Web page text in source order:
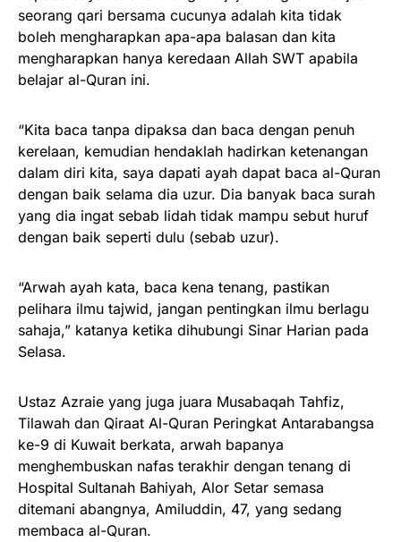
seorang qari bersama cucunya adalah kita tidak
boleh mengharapkan apa-apa balasan dan kita
mengharapkan hanya keredaan Allah SWT apabila
belajar al-Quran ini.
“Kita baca tanpa dipaksa dan baca dengan penuh
kerelaan, kemudian hendaklah hadirkan ketenangan
dalam diri kita, saya dapati ayah dapat baca al-Quran
dengan baik selama dia uzur. Dia banyak baca surah
yang dia ingat sebab lidah tidak mampu sebut huruf
dengan baik seperti dulu (sebab uzur).
“Arwah ayah kata, baca kena tenang, pastikan
pelihara ilmu tajwid, jangan pentingkan ilmu berlagu
sahaja,” katanya ketika dihubungi Sinar Harian pada
Selasa.
Ustaz Azraie yang juga juara Musabaqah Tahfiz,
Tilawah dan Qiraat Al-Quran Peringkat Antarabangsa
ke-9 di Kuwait berkata, arwah bapanya
menghembuskan nafas terakhir dengan tenang di
Hospital Sultanah Bahiyah, Alor Setar semasa
ditemani abangnya, Amiluddin, 47, yang sedang
membaca al-Quran.